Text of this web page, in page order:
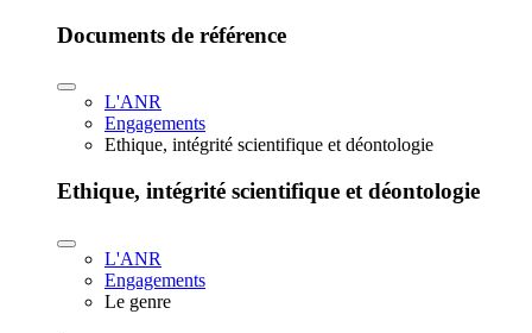
Documents de référence
L'ANR
Engagements
Ethique, intégrité scientifique et déontologie
Ethique, intégrité scientifique et déontologie
L'ANR
Engagements
Le genre